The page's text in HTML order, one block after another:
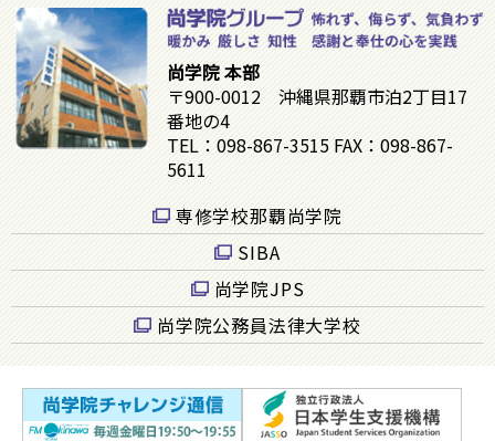
尚学院 本部
〒900-0012 沖縄県那覇市泊2丁目17
番地の4
TEL：098-867-3515 FAX：098-867-
5611
専修学校那覇尚学院
SIBA
尚学院JPS
尚学院公務員法律大学校